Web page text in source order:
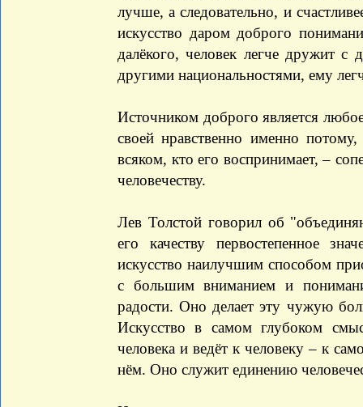
лучше, а следовательно, и
искусство даром доброго
далёкого, человек легче дружит
другими национальностями, ему
Источником доброго является
своей нравственно именно
всяком, кто его воспринимает, –
человечеству.
Лев Толстой говорил об
его качеству первостепенное
искусство наилучшим способом
с большим вниманием и
радости. Оно делает эту чужую
Искусство в самом глубоком
человека и ведёт к человеку – к
нём. Оно служит единению